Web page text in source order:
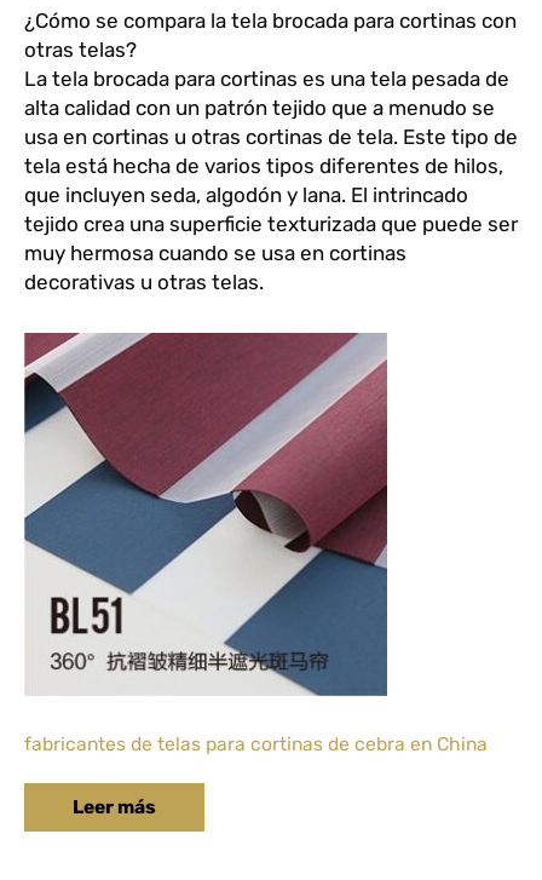
¿Cómo se compara la tela brocada para cortinas con
otras telas?
La tela brocada para cortinas es una tela pesada de
alta calidad con un patrón tejido que a menudo se
usa en cortinas u otras cortinas de tela. Este tipo de
tela está hecha de varios tipos diferentes de hilos,
que incluyen seda, algodón y lana. El intrincado
tejido crea una superficie texturizada que puede ser
muy hermosa cuando se usa en cortinas
decorativas u otras telas.
fabricantes de telas para cortinas de cebra en China
Leer más